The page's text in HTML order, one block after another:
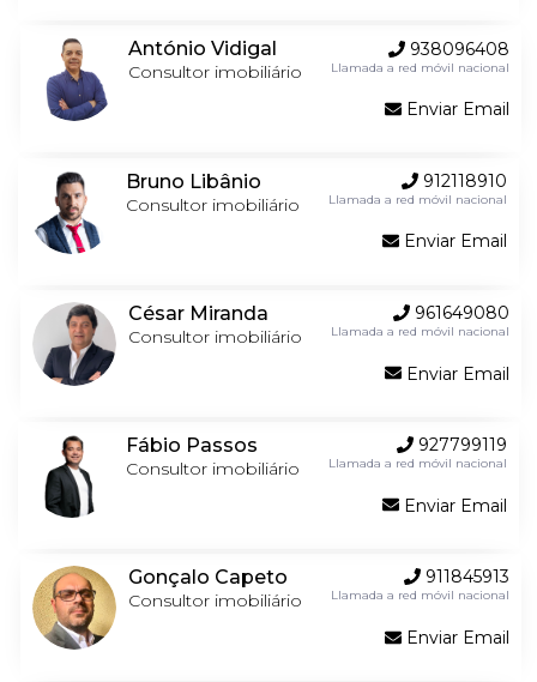
António Vidigal
Consultor imobiliário
938096408
Llamada a red móvil nacional
Enviar Email
Bruno Libânio
Consultor imobiliário
912118910
Llamada a red móvil nacional
Enviar Email
César Miranda
Consultor imobiliário
961649080
Llamada a red móvil nacional
Enviar Email
Fábio Passos
Consultor imobiliário
927799119
Llamada a red móvil nacional
Enviar Email
Gonçalo Capeto
Consultor imobiliário
911845913
Llamada a red móvil nacional
Enviar Email